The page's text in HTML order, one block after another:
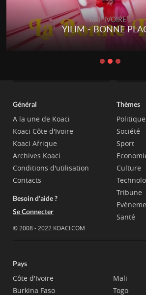
RAP IVOIRE
YILIM - BONNE
Général
A la une de Koaci
Koaci Côte d'Ivoire
Koaci Afrique
Archives Koaci
Conditions d'utilisation
Contacts
Besoin d'aide ?
Se Connecter
© 2008 - 2022 KOACI.COM
Thèmes
Politique
Société
Sport
Culture
Tribune
Santé
Pays
Côte d'Ivoire
Burkina Faso
Mali
Togo